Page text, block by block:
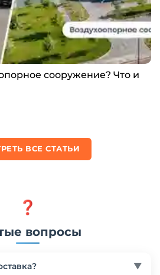
сооружение? Что и
ВСЕ СТАТЬИ
❓
вопросы
▼